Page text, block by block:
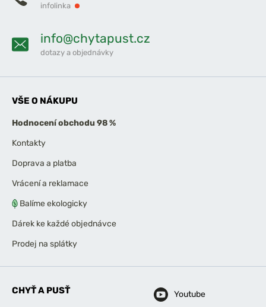
infolinka
info@chytapust.cz
dotazy a objednávky
VŠE O NÁKUPU
Hodnocení obchodu 98 %
Kontakty
Doprava a platba
Vrácení a reklamace
Balíme ekologicky
Dárek ke každé objednávce
Prodej na splátky
CHYŤ A PUSŤ
Youtube